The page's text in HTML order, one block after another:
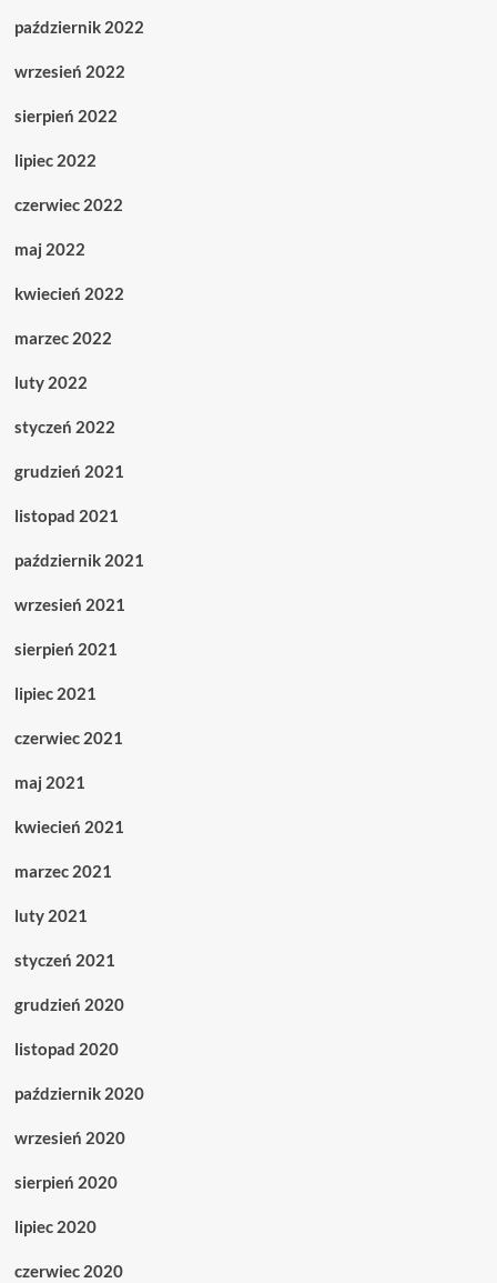
październik 2022
wrzesień 2022
sierpień 2022
lipiec 2022
czerwiec 2022
maj 2022
kwiecień 2022
marzec 2022
luty 2022
styczeń 2022
grudzień 2021
listopad 2021
październik 2021
wrzesień 2021
sierpień 2021
lipiec 2021
czerwiec 2021
maj 2021
kwiecień 2021
marzec 2021
luty 2021
styczeń 2021
grudzień 2020
listopad 2020
październik 2020
wrzesień 2020
sierpień 2020
lipiec 2020
czerwiec 2020